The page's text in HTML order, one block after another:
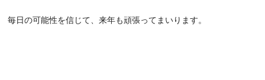
毎日の可能性を信じて、来年も頑張ってまいります。